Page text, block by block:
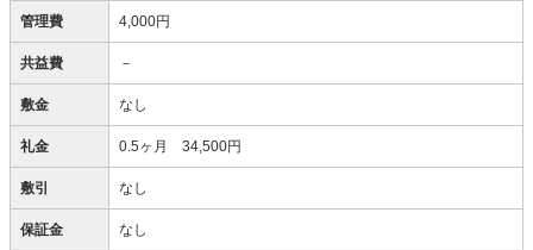
管理費 4,000円
共益費 －
敷金 なし
礼金 0.5ヶ月 34,500円
敷引 なし
保証金 なし